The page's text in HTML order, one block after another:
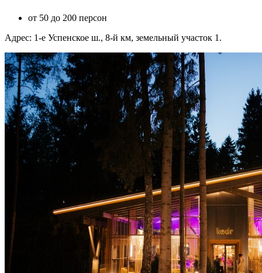
от 50 до 200 персон
Адрес: 1-е Успенское ш., 8-й км, земельный участок 1.